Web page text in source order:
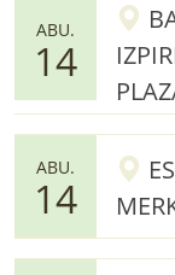
ABU.
14
ABU.
14